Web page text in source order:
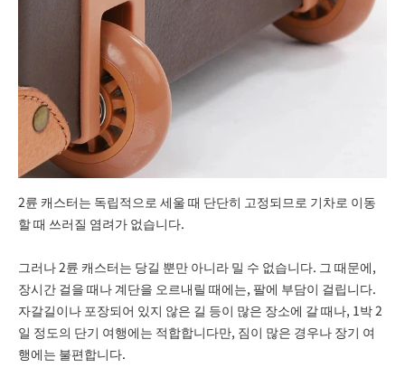
2륜 캐스터는 독립적으로 세울 때 단단히 고정되므로 기차로 이동
할 때 쓰러질 염려가 없습니다.
그러나 2륜 캐스터는 당길 뿐만 아니라 밀 수 없습니다. 그 때문에,
장시간 걸을 때나 계단을 오르내릴 때에는, 팔에 부담이 걸립니다.
자갈길이나 포장되어 있지 않은 길 등이 많은 장소에 갈 때나, 1박 2
일 정도의 단기 여행에는 적합합니다만, 짐이 많은 경우나 장기 여
행에는 불편합니다.